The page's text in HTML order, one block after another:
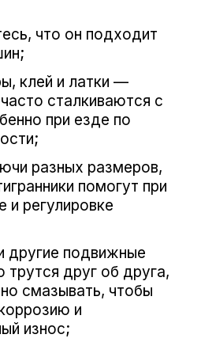
что он подходит
клей и латки —
сталкиваются с
при езде по
разных размеров,
помогут при
регулировке
другие подвижные
трутся друг об друга,
смазывать, чтобы
и
износ;